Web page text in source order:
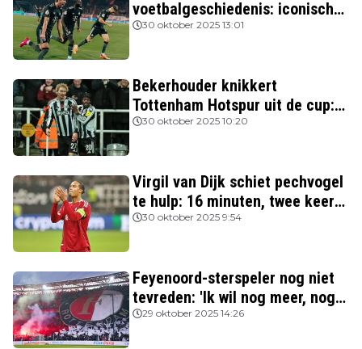
voetbalgeschiedenis: iconische
Nederlanders verslagen
30 oktober 2025 13:01
Bekerhouder knikkert
Tottenham Hotspur uit de cup:
drie van de vier topclubs nog in
30 oktober 2025 10:20
Virgil van Dijk schiet pechvogel
te hulp: 16 minuten, twee keer
rood
30 oktober 2025 9:54
Feyenoord-sterspeler nog niet
tevreden: 'Ik wil nog meer, nog
beter spelen'
29 oktober 2025 14:26